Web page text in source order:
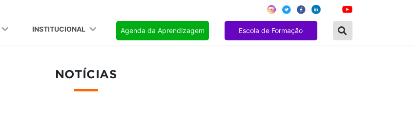
INSTITUCIONAL Agenda da Aprendizagem Escola de Formação
NOTÍCIAS